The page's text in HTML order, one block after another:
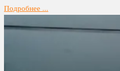
Подробнее ...